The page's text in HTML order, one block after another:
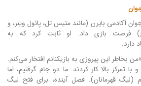
آکادمی بایرن (مانند متیس تل، پائول وینر، و
فرصت بازی داد. او ثابت کرد که به
دارد.
بخاطر این پیروزی به بازیکنانم افتخار می‌کنم.
با تمرکز بالا کار کردند. ما دو جام گرفتیم، اما
(لیگ قهرمانان). فصل آینده، برای فتح لیگ